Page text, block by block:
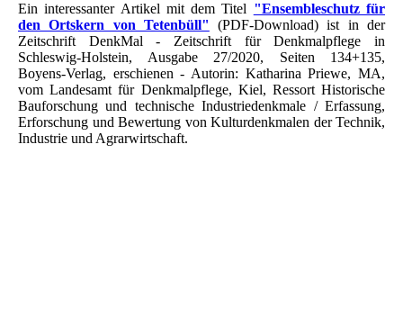
Ein interessanter Artikel mit dem Titel "Ensembleschutz für
den Ortskern von Tetenbüll"
(PDF-Download) ist in der
Zeitschrift DenkMal - Zeitschrift für Denkmalpflege in
Schleswig-Holstein, Ausgabe 27/2020, Seiten 134+135,
Boyens-Verlag, erschienen - Autorin: Katharina Priewe, MA,
vom Landesamt für Denkmalpflege, Kiel, Ressort Historische
Bauforschung und technische Industriedenkmale / Erfassung,
Erforschung und Bewertung von Kulturdenkmalen der Technik,
Industrie und Agrarwirtschaft.